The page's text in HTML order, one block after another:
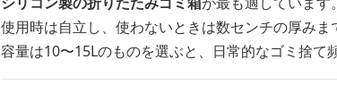
使用時は自立し、使わないときは数センチの厚みま
容量は10〜15Lのものを選ぶと、日常的なゴミ捨て